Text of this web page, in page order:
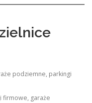
podziemne, parkingi
firmowe, garaże